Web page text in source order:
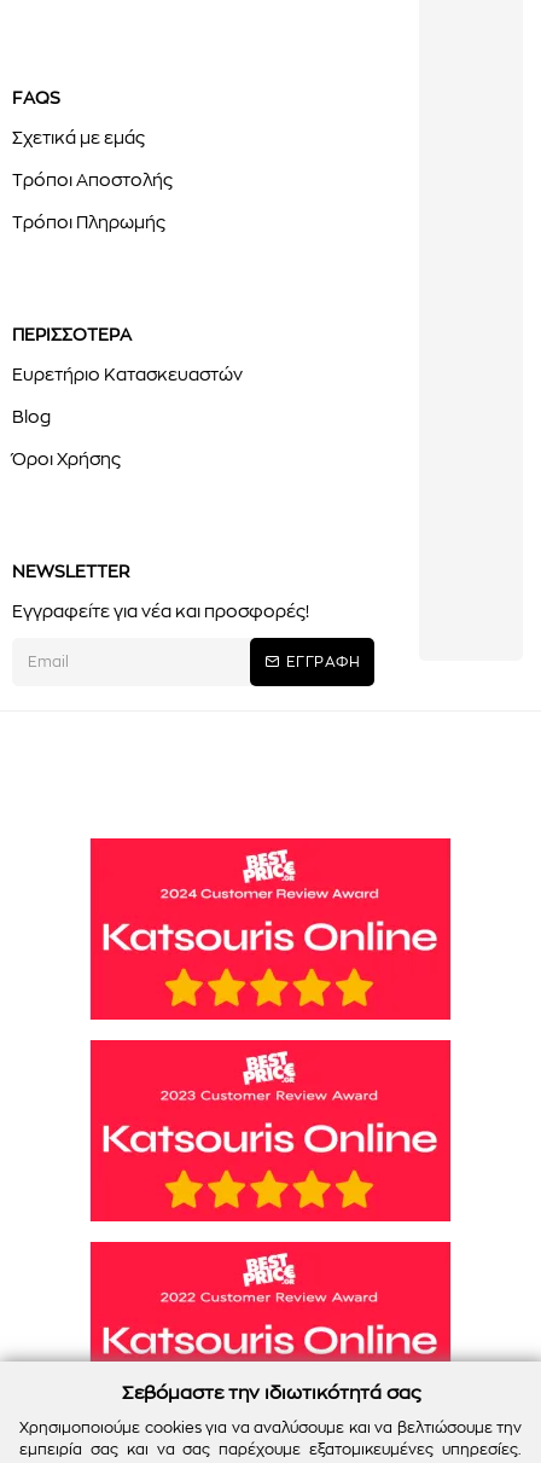
FAQS
Σχετικά με εμάς
Τρόποι Αποστολής
Τρόποι Πληρωμής
ΠΕΡΙΣΣΟΤΕΡΑ
Ευρετήριο Κατασκευαστών
Blog
Όροι Χρήσης
NEWSLETTER
Εγγραφείτε για νέα και προσφορές!
ΕΓΓΡΑΦΗ
Σεβόμαστε την ιδιωτικότητά σας
Χρησιμοποιούμε cookies για να αναλύσουμε και να βελτιώσουμε την
εμπειρία σας και να σας παρέχουμε εξατομικευμένες υπηρεσίες.